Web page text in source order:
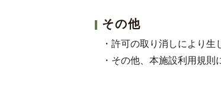
その他
・許可の取り消しにより生
・その他、本施設利用規